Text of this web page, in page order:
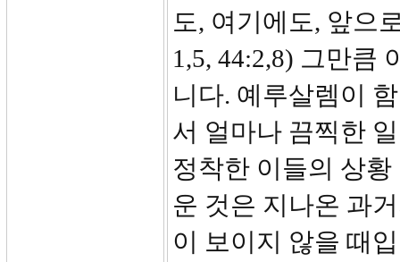
도, 여기에도, 앞으
1,5, 44:2,8) 그만큼
니다. 예루살렘이
서 얼마나 끔찍한
정착한 이들의 상
운 것은 지나온 과
이 보이지 않을 때